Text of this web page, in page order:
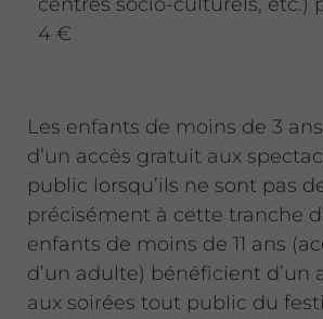
4 €
Les enfants de moins de 3
d’un accès gratuit aux
public lorsqu’ils ne sont pas
précisément à cette tranche
enfants de moins de 11 ans
d’un adulte) bénéficient d’un
aux soirées tout public du